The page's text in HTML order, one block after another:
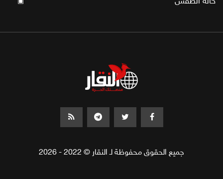
جميع الحقوق محفوظة لـ النقار © 2022 - 2026